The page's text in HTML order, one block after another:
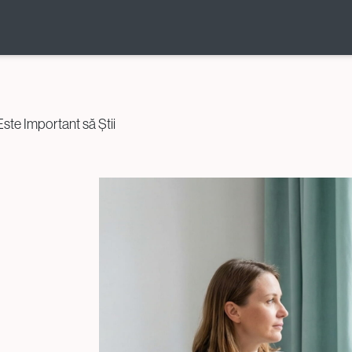
Fertilității
Conservarea Fertilității
pentru Pacienții Oncologici
Important să Știi